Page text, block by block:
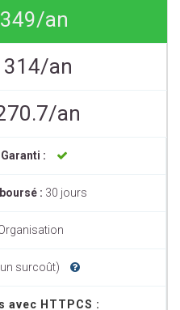
an
314/an
an
:
: 30 jours
surcoût)
avec HTTPCS :